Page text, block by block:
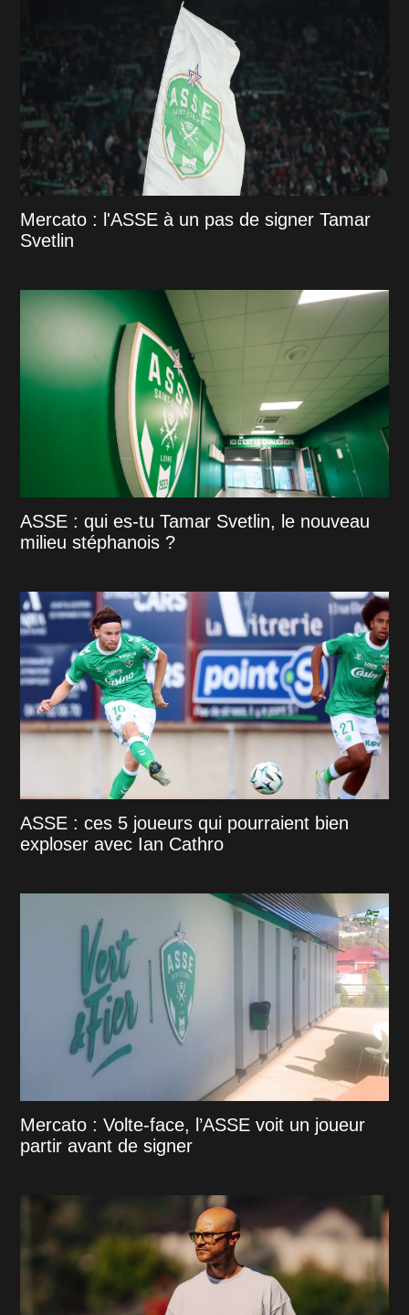
Mercato : l'ASSE à un pas de signer Tamar
Svetlin
ASSE : qui es-tu Tamar Svetlin, le nouveau
milieu stéphanois ?
ASSE : ces 5 joueurs qui pourraient bien
exploser avec Ian Cathro
Mercato : Volte-face, l’ASSE voit un joueur
partir avant de signer